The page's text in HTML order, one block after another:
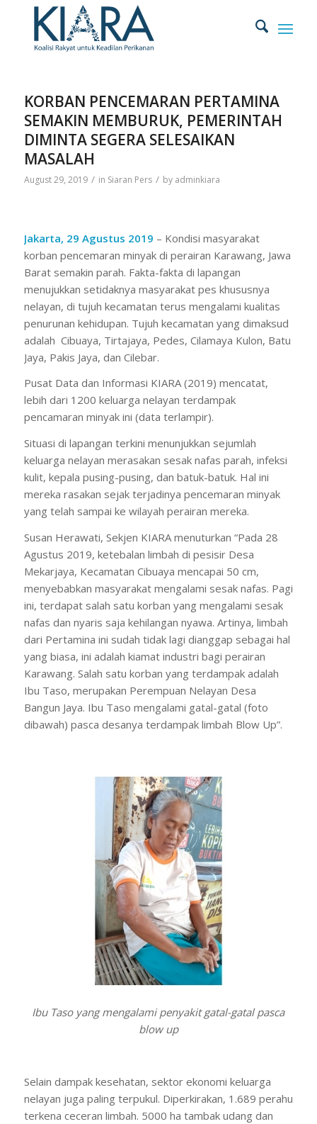
KORBAN PENCEMARAN PERTAMINA
SEMAKIN MEMBURUK, PEMERINTAH
DIMINTA SEGERA SELESAIKAN
MASALAH
August 29, 2019 / in Siaran Pers / by adminkiara
Jakarta, 29 Agustus 2019 – Kondisi masyarakat
korban pencemaran minyak di perairan Karawang, Jawa
Barat semakin parah. Fakta-fakta di lapangan
menujukkan setidaknya masyarakat pes khususnya
nelayan, di tujuh kecamatan terus mengalami kualitas
penurunan kehidupan. Tujuh kecamatan yang dimaksud
adalah Cibuaya, Tirtajaya, Pedes, Cilamaya Kulon, Batu
Jaya, Pakis Jaya, dan Cilebar.
Pusat Data dan Informasi KIARA (2019) mencatat,
lebih dari 1200 keluarga nelayan terdampak
pencamaran minyak ini (data terlampir).
Situasi di lapangan terkini menunjukkan sejumlah
keluarga nelayan merasakan sesak nafas parah, infeksi
kulit, kepala pusing-pusing, dan batuk-batuk. Hal ini
mereka rasakan sejak terjadinya pencemaran minyak
yang telah sampai ke wilayah perairan mereka.
Susan Herawati, Sekjen KIARA menuturkan “Pada 28
Agustus 2019, ketebalan limbah di pesisir Desa
Mekarjaya, Kecamatan Cibuaya mencapai 50 cm,
menyebabkan masyarakat mengalami sesak nafas. Pagi
ini, terdapat salah satu korban yang mengalami sesak
nafas dan nyaris saja kehilangan nyawa. Artinya, limbah
dari Pertamina ini sudah tidak lagi dianggap sebagai hal
yang biasa, ini adalah kiamat industri bagi perairan
Karawang. Salah satu korban yang terdampak adalah
Ibu Taso, merupakan Perempuan Nelayan Desa
Bangun Jaya. Ibu Taso mengalami gatal-gatal (foto
dibawah) pasca desanya terdampak limbah Blow Up”.
Ibu Taso yang mengalami penyakit gatal-gatal pasca
blow up
Selain dampak kesehatan, sektor ekonomi keluarga
nelayan juga paling terpukul. Diperkirakan, 1.689 perahu
terkena ceceran limbah. 5000 ha tambak udang dan